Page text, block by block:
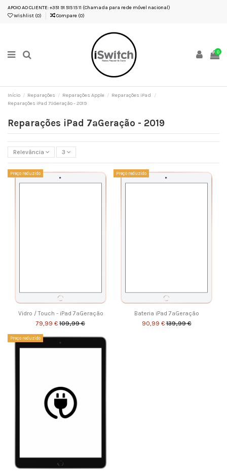
APOIO AO CLIENTE: +351 91 515 15 11 (Chamada para rede móvel nacional)
Wishlist (0) Compare (0)
0
Início Reparações Reparações Apple
Reparações iPad
Reparações iPad 7ªGeração - 2019
Reparações iPad 7ªGeração - 2019
Relevância 3
Preço reduzido
Vidro / Touch - iPad 7ªGeração
79,99 € 109,99 €
Preço reduzido
Bateria iPad 7ªGeração
90,99 € 139,99 €
Preço reduzido